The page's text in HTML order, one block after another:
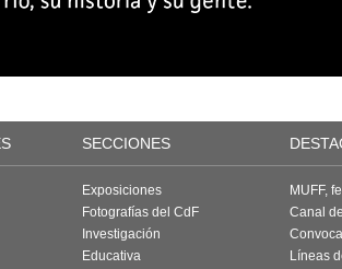
SECCIONES
Exposiciones
Fotografías del CdF
Investigación
Educativa
MUFF,
Canal
Líneas